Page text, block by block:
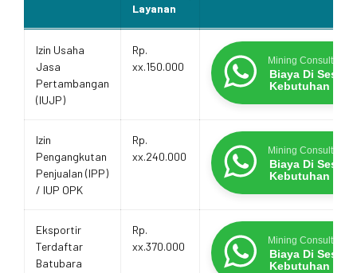
Layanan
Biaya
Layanan
Promo Terbatas
Izin Usaha
Jasa
Pertambangan
(IUJP)
Rp.
xx.150.000
Mining Consultants
Biaya Di
Kebutuhan
Izin
Pengangkutan
Penjualan (IPP)
/ IUP OPK
Rp.
xx.240.000
Mining Consultants
Biaya Di
Kebutuhan
Eksportir
Terdaftar
Batubara
Rp.
xx.370.000
Mining Consultants
Biaya Di
Kebutuhan